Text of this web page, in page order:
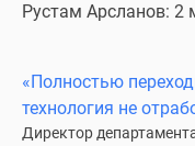
Москвы
Подмосковья
Студии
Рустам Арсланов: 2
«Полностью
технология не
Директор